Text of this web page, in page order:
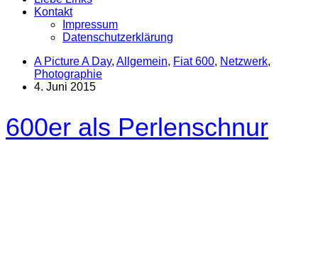
Kontakt
Impressum
Datenschutzerklärung
A Picture A Day, Allgemein, Fiat 600, Netzwerk,
Photographie
4. Juni 2015
600er als Perlenschnur